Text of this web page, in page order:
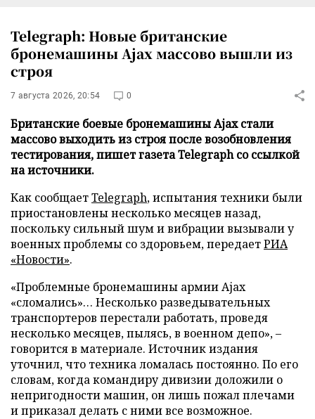
Telegraph: Новые британские
бронемашины Ajax массово вышли из
строя
7 августа 2026, 20:54 0
Британские боевые бронемашины Ajax стали
массово выходить из строя после возобновления
тестирования, пишет газета Telegraph со ссылкой
на источники.
Как сообщаетTelegraph, испытания техники были
приостановлены несколько месяцев назад,
поскольку сильный шум и вибрации вызывали у
военных проблемы со здоровьем, передаетРИА
«Новости».
«Проблемные бронемашины армии Ajax
«сломались»… Несколько разведывательных
транспортеров перестали работать, проведя
несколько месяцев, пылясь, в военном депо», –
говорится в материале. Источник издания
уточнил, что техника ломалась постоянно. По его
словам, когда командиру дивизии доложили о
непригодности машин, он лишь пожал плечами
и приказал делать с ними все возможное.